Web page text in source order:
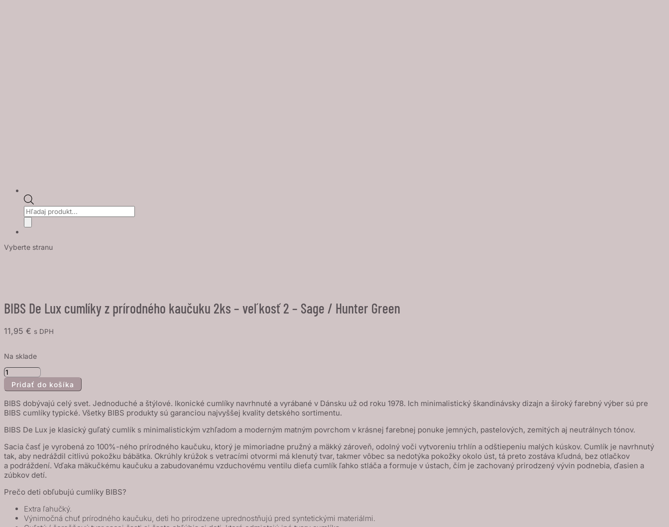
Products
search
Vyberte stranu
BIBS De Lux cumlíky z prírodného kaučuku 2ks – veľkosť 2 – Sage / Hunter Green
11,95 € s DPH
Na sklade
množstvo
BIBS
Lux
z
prírodného
kaučuku
2ks
veľkosť
Pridať do košíka
BIBS dobývajú celý svet. Jednoduché a štýlové. Ikonické cumlíky navrhnuté a vyrábané v Dánsku už od roku 1978. Ich minimalistický škandinávsky dizajn a široký farebný výber sú pre
BIBS cumlíky typické. Všetky BIBS produkty sú garanciou najvyššej kvality detského sortimentu.
BIBS De Lux je klasický guľatý cumlík s minimalistickým vzhľadom a moderným matným povrchom v krásnej farebnej ponuke jemných, pastelových, zemitých aj neutrálnych tónov.
Sacia časť je vyrobená zo 100%-ného prírodného kaučuku, ktorý je mimoriadne pružný a mäkký zároveň, odolný voči vytvoreniu trhlín a odštiepeniu malých kúskov. Cumlík je navrhnutý
tak, aby nedráždil citlivú pokožku bábätka. Okrúhly krúžok s vetracími otvormi má klenutý tvar, takmer vôbec sa nedotýka pokožky okolo úst, tá preto zostáva kľudná, bez otlačkov
a podráždení. Vďaka mäkučkému kaučuku a zabudovanému vzduchovému ventilu dieťa cumlík ľahko stláča a formuje v ústach, čím je zachovaný prirodzený vývin podnebia, ďasien a
zúbkov detí.
Prečo deti obľubujú cumlíky BIBS?
Extra ľahučký.
Výnimočná chuť prírodného kaučuku, deti ho prirodzene uprednostňujú pred syntetickými materiálmi.